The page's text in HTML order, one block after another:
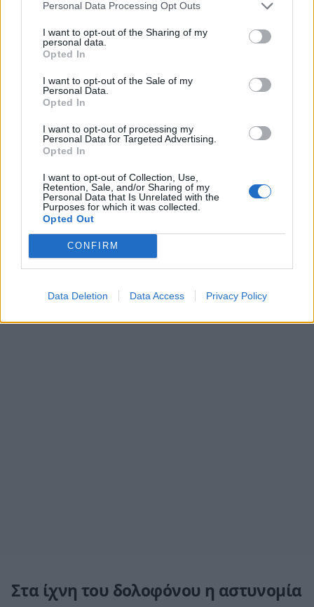
Personal Data Processing Opt Outs
I want to opt-out of the Sharing of my
personal data.
Opted In
I want to opt-out of the Sale of my
Personal Data.
Opted In
I want to opt-out of processing my
Personal Data for Targeted Advertising.
Opted In
I want to opt-out of Collection, Use,
Retention, Sale, and/or Sharing of my
Personal Data that Is Unrelated with the
Purposes for which it was collected.
Opted Out
CONFIRM
Data Deletion Data Access Privacy Policy
Στα ίχνη του δολοφόνου η αστυνομία